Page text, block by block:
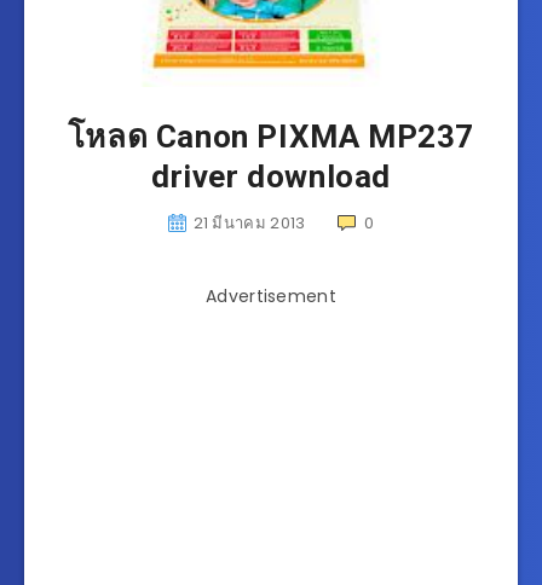
โหลด Canon PIXMA MP237
driver download
21 มีนาคม 2013 0
Advertisement